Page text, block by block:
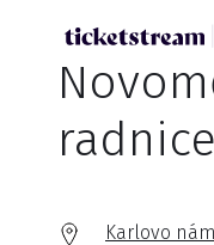
radnice
Karlovo